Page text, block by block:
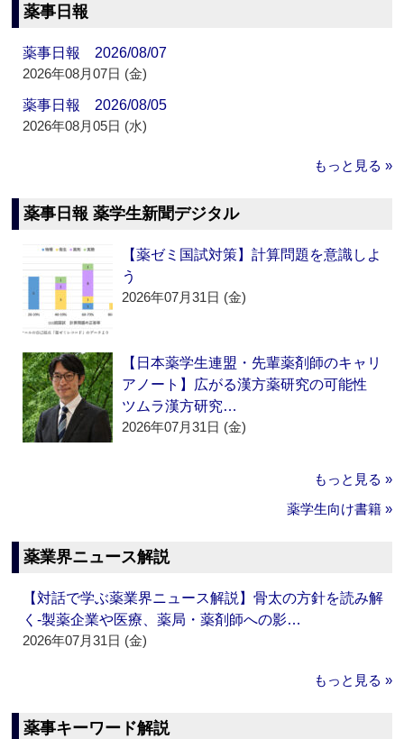
薬事日報
薬事日報 2026/08/07
2026年08月07日 (金)
薬事日報 2026/08/05
2026年08月05日 (水)
もっと見る »
薬事日報 薬学生新聞デジタル
【薬ゼミ国試対策】計算問題を意識しよ
う
2026年07月31日 (金)
【日本薬学生連盟・先輩薬剤師のキャリ
アノート】広がる漢方薬研究の可能性
ツムラ漢方研究…
2026年07月31日 (金)
もっと見る »
薬学生向け書籍 »
薬業界ニュース解説
【対話で学ぶ薬業界ニュース解説】骨太の方針を読み解
く‐製薬企業や医療、薬局・薬剤師への影…
2026年07月31日 (金)
もっと見る »
薬事キーワード解説